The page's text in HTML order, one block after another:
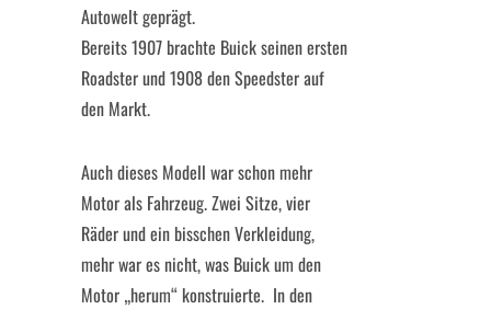
Autowelt geprägt.
Bereits 1907 brachte Buick seinen ersten
Roadster und 1908 den Speedster auf
den Markt.
Auch dieses Modell war schon mehr
Motor als Fahrzeug. Zwei Sitze, vier
Räder und ein bisschen Verkleidung,
mehr war es nicht, was Buick um den
Motor „herum“ konstruierte. In den